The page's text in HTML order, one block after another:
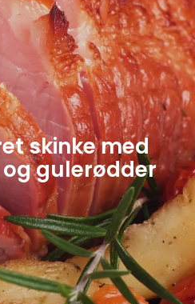
skinke med
gulerødder